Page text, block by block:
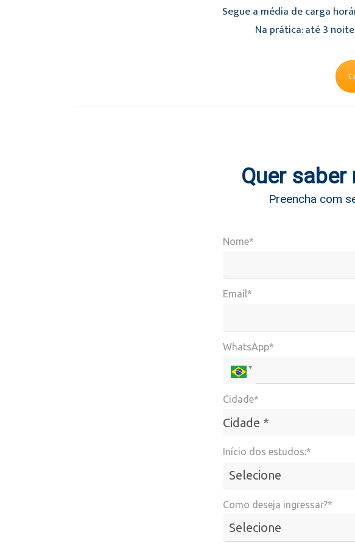
Segue a média de carga
Na prática: até 3
Quer
Preencha com
Nome*
Email*
WhatsApp*
Cidade*
Cidade *
Cidade*
Início dos estudos:*
Como deseja ingressar?*